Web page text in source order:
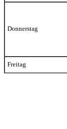
Donnerstag
Freitag